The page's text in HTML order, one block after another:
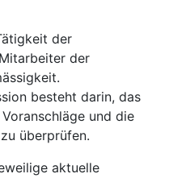
der
der
besteht darin, das
und die
überprüfen.
aktuelle